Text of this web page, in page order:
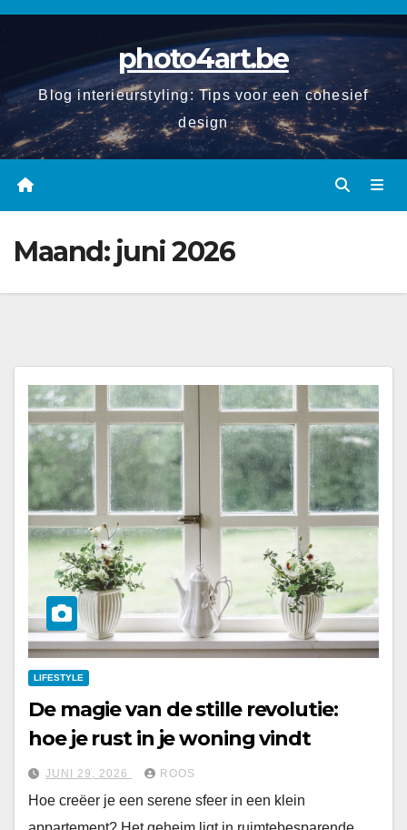
Spring
inhoud
photo4art.be
Blog interieurstyling: Tips voor een cohesief
design
Maand: juni 2026
LIFESTYLE
De magie van de stille revolutie:
hoe je rust in je woning vindt
JUNI 29, 2026 ROOS
Hoe creëer je een serene sfeer in een klein